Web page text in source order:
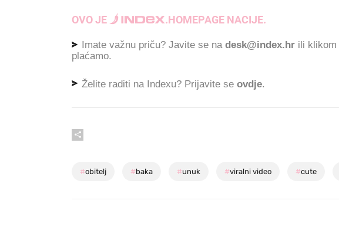
OVO JE .HOMEPAGE NACIJE.
Imate važnu priču? Javite se na desk@index.hr ili klikom
plaćamo.
Želite raditi na Indexu? Prijavite se ovdje.
#obitelj #baka #unuk #viralni video #cute